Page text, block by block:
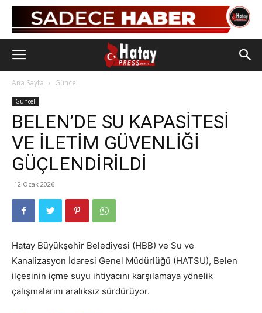
Ana Sayfa Güncel
Güncel
BELEN’DE SU KAPASİTESİ
VE İLETİM GÜVENLİĞİ
GÜÇLENDİRİLDİ
12 Ocak 2026
Hatay Büyükşehir Belediyesi (HBB) ve Su ve
Kanalizasyon İdaresi Genel Müdürlüğü (HATSU), Belen
ilçesinin içme suyu ihtiyacını karşılamaya yönelik
çalışmalarını aralıksız sürdürüyor.